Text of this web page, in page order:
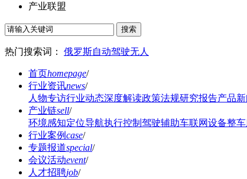
产业联盟
搜索
热门搜索词： 俄罗斯自动驾驶无人
首页homepage/
行业资讯news/
人物专访行业动态深度解读政策法规研究报告产品新
产业链sell/
环境感知定位导航执行控制 驾驶辅助车联网设备整
行业案例case/
专题报道special/
会议活动event/
人才招聘job/